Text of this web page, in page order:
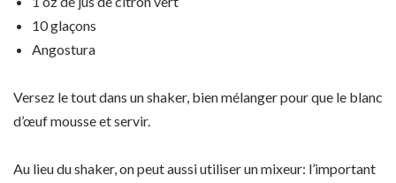
10 glaçons
Angostura
Versez le tout dans un shaker, bien mélanger pour que le blanc
d’œuf mousse et servir.
Au lieu du shaker, on peut aussi utiliser un mixeur: l’important